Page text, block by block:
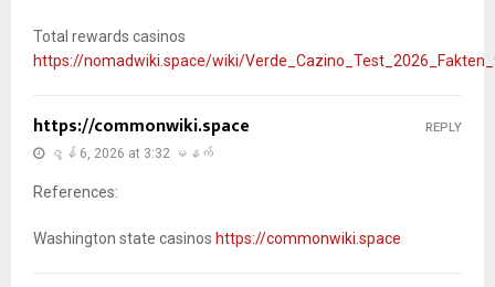
Total rewards casinos
https://nomadwiki.space/wiki/
https://commonwiki.space
ဇွန် 6, 2026 at 3:32 မနက်
References:
Washington state casinos https://commonwiki.space
REPLY